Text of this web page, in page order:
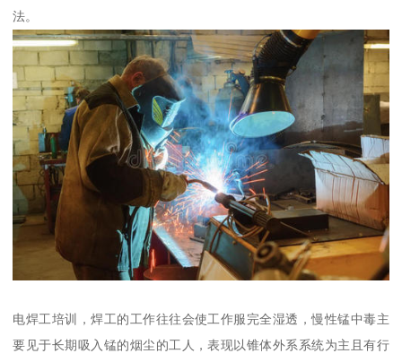
法。
电焊工培训，焊工的工作往往会使工作服完全湿透，慢性锰中毒主
要见于长期吸入锰的烟尘的工人，表现以锥体外系系统为主且有行